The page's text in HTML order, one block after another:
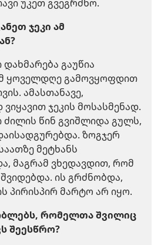
უკეთ გვეგრძნო.
ჯეკი ამ
დახმარება გაუწია
ყოველდღე გამოვყოფდით
ამასთანავე,
ჯეკის მოსასმენად.
ძილის წინ გვიშლიდა გულს,
ზოგჯერ
მეტხანს
მაგრამ ვხედავდით, რომ
ის გრძნობდა,
პირისპირ მარტო არ იყო.
რომელთა შვილიც
შეესწრო?